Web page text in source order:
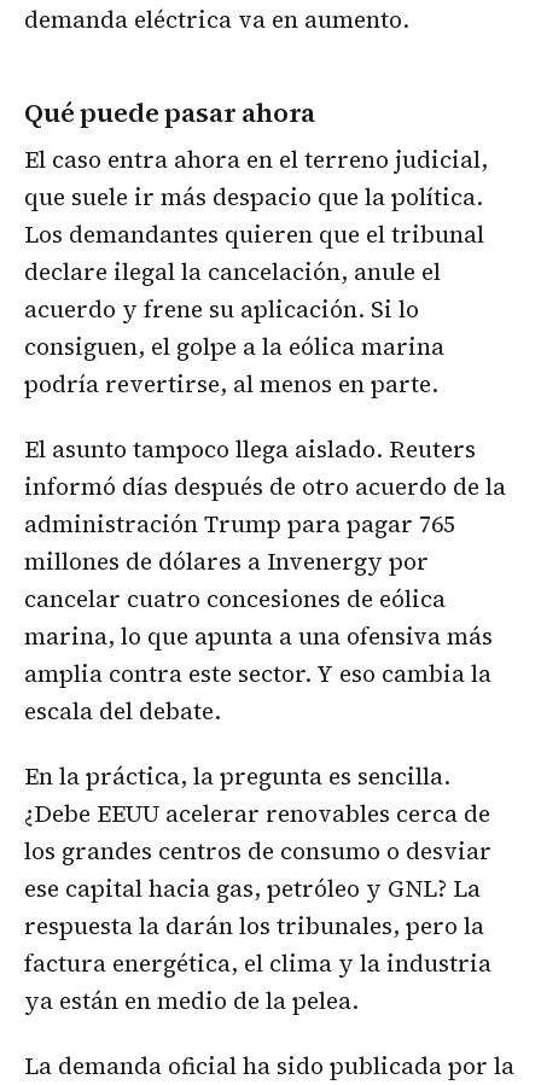
demanda eléctrica va en aumento.
Qué puede pasar ahora
El caso entra ahora en el terreno judicial,
que suele ir más despacio que la política.
Los demandantes quieren que el tribunal
declare ilegal la cancelación, anule el
acuerdo y frene su aplicación. Si lo
consiguen, el golpe a la eólica marina
podría revertirse, al menos en parte.
El asunto tampoco llega aislado. Reuters
informó días después de otro acuerdo de la
administración Trump para pagar 765
millones de dólares a Invenergy por
cancelar cuatro concesiones de eólica
marina, lo que apunta a una ofensiva más
amplia contra este sector. Y eso cambia la
escala del debate.
En la práctica, la pregunta es sencilla.
¿Debe EEUU acelerar renovables cerca de
los grandes centros de consumo o desviar
ese capital hacia gas, petróleo y GNL? La
respuesta la darán los tribunales, pero la
factura energética, el clima y la industria
ya están en medio de la pelea.
La demanda oficial ha sido publicada por la